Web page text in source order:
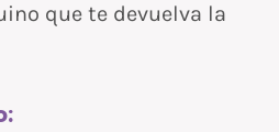
que te devuelva la